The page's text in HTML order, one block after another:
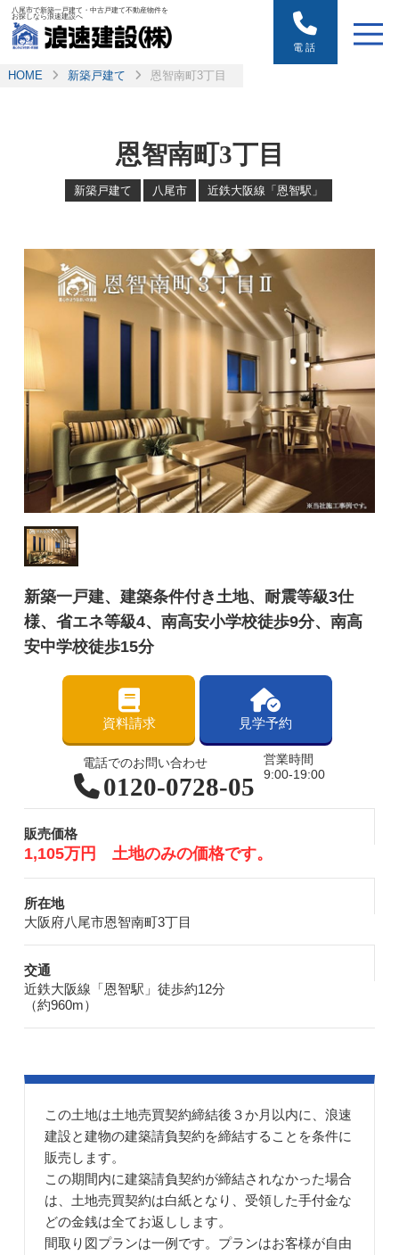
八尾市で新築一戸建て・中古戸建て不動産物件を
お探しなら浪速建設へ
電話
HOME 新築戸建て 恩智南町3丁目
恩智南町3丁目
新築戸建て 八尾市 近鉄大阪線「恩智駅」
新築一戸建、建築条件付き土地、耐震等級3仕
様、省エネ等級4、南高安小学校徒歩9分、南高
安中学校徒歩15分
資料請求 見学予約
電話でのお問い合わせ
0120-0728-05
営業時間
9:00-19:00
販売価格
1,105万円 土地のみの価格です。
所在地
大阪府八尾市恩智南町3丁目
交通
近鉄大阪線「恩智駅」徒歩約12分
（約960m）
この土地は土地売買契約締結後３か月以内に、浪速
建設と建物の建築請負契約を締結することを条件に
販売します。
この期間内に建築請負契約が締結されなかった場合
は、土地売買契約は白紙となり、受領した手付金な
どの金銭は全てお返しします。
間取り図プランは一例です。プランはお客様が自由